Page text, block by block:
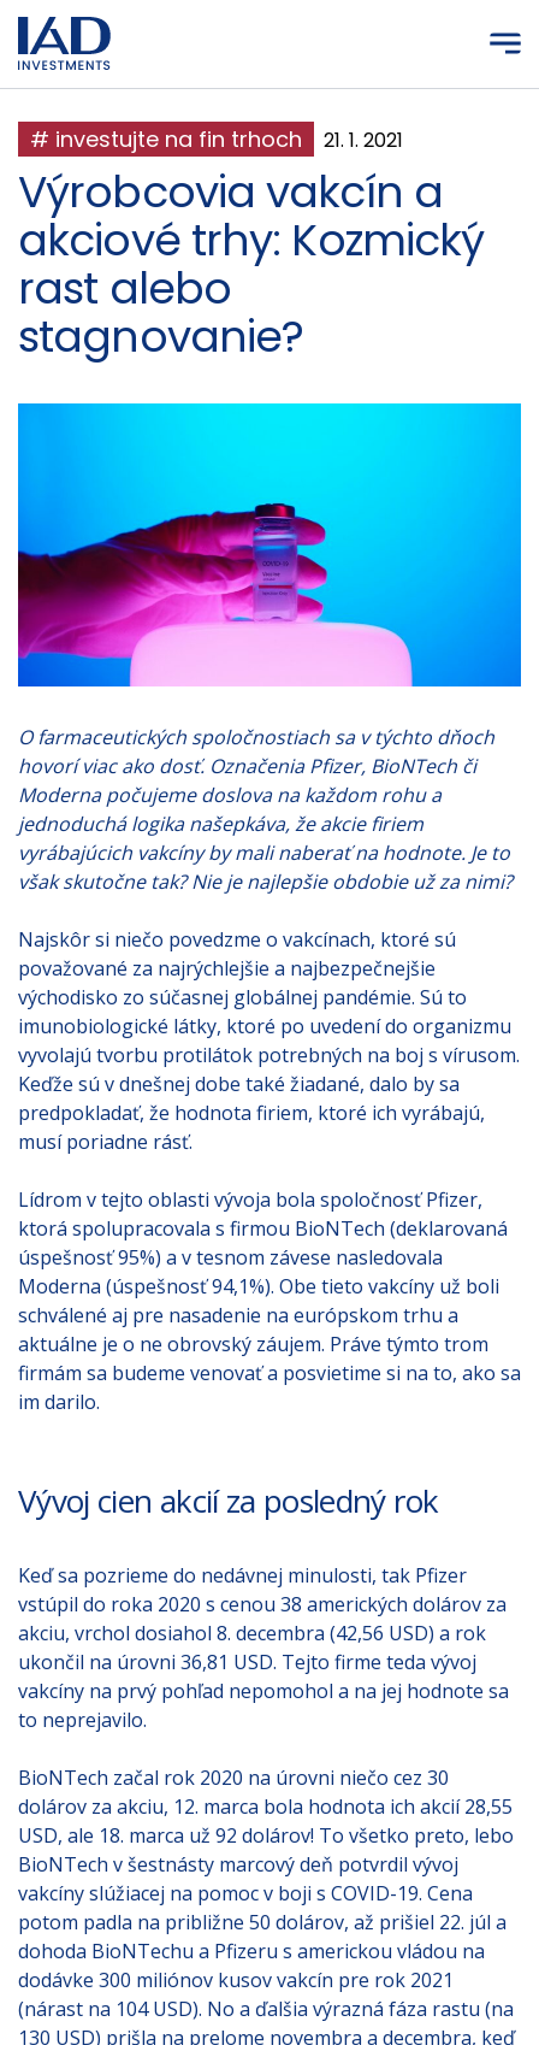
Prejsť na hlavný obsah
# investujte na fin trhoch 21. 1. 2021
Výrobcovia vakcín a
akciové trhy: Kozmický
rast alebo
stagnovanie?
O farmaceutických spoločnostiach sa v týchto dňoch
hovorí viac ako dosť. Označenia Pfizer, BioNTech či
Moderna počujeme doslova na každom rohu a
jednoduchá logika našepkáva, že akcie firiem
vyrábajúcich vakcíny by mali naberať na hodnote. Je to
však skutočne tak? Nie je najlepšie obdobie už za nimi?
Najskôr si niečo povedzme o vakcínach, ktoré sú
považované za najrýchlejšie a najbezpečnejšie
východisko zo súčasnej globálnej pandémie. Sú to
imunobiologické látky, ktoré po uvedení do organizmu
vyvolajú tvorbu protilátok potrebných na boj s vírusom.
Keďže sú v dnešnej dobe také žiadané, dalo by sa
predpokladať, že hodnota firiem, ktoré ich vyrábajú,
musí poriadne rásť.
Lídrom v tejto oblasti vývoja bola spoločnosť Pfizer,
ktorá spolupracovala s firmou BioNTech (deklarovaná
úspešnosť 95%) a v tesnom závese nasledovala
Moderna (úspešnosť 94,1%). Obe tieto vakcíny už boli
schválené aj pre nasadenie na európskom trhu a
aktuálne je o ne obrovský záujem. Práve týmto trom
firmám sa budeme venovať a posvietime si na to, ako sa
im darilo.
Vývoj cien akcií za posledný rok
Keď sa pozrieme do nedávnej minulosti, tak Pfizer
vstúpil do roka 2020 s cenou 38 amerických dolárov za
akciu, vrchol dosiahol 8. decembra (42,56 USD) a rok
ukončil na úrovni 36,81 USD. Tejto firme teda vývoj
vakcíny na prvý pohľad nepomohol a na jej hodnote sa
to neprejavilo.
BioNTech začal rok 2020 na úrovni niečo cez 30
dolárov za akciu, 12. marca bola hodnota ich akcií 28,55
USD, ale 18. marca už 92 dolárov! To všetko preto, lebo
BioNTech v šestnásty marcový deň potvrdil vývoj
vakcíny slúžiacej na pomoc v boji s COVID-19. Cena
potom padla na približne 50 dolárov, až prišiel 22. júl a
dohoda BioNTechu a Pfizeru s americkou vládou na
dodávke 300 miliónov kusov vakcín pre rok 2021
(nárast na 104 USD). No a ďalšia výrazná fáza rastu (na
130 USD) prišla na prelome novembra a decembra, keď